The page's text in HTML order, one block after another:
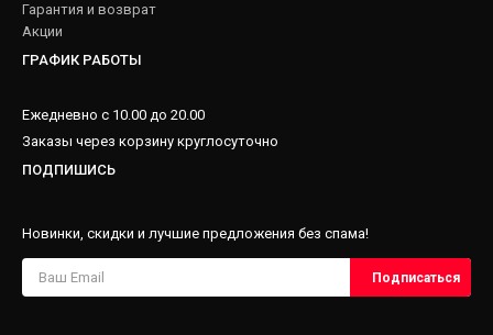
Гарантия и возврат
Акции
ГРАФИК РАБОТЫ
Ежедневно с 10.00 до 20.00
Заказы через корзину круглосуточно
ПОДПИШИСЬ
Новинки, скидки и лучшие предложения без спама!